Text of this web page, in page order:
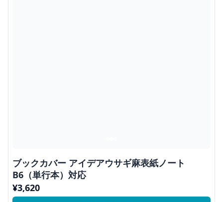
ブックカバー アイデアウサギ麻表紙ノート
B6（単行本）対応
¥3,620